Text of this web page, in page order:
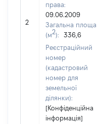
2
права:
09.06.2009
Загальна площа
(м2):
336,6
Реєстраційний
номер
(кадастровий
номер для
земельної
ділянки):
[Конфіденційна
інформація]